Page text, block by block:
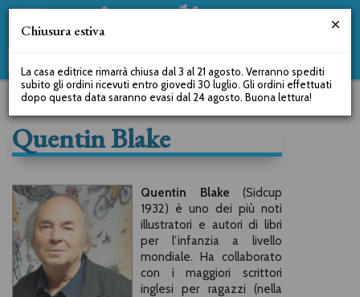
Quentin Blake
Quentin Blake (Sidcup
1932) è uno dei più noti
illustratori e autori di libri
per l’infanzia a livello
mondiale. Ha collaborato
con i maggiori scrittori
inglesi per ragazzi (nella
Chiusura estiva
La casa editrice rimarrà chiusa dal 3 al 21 agosto. Verranno spediti
subito gli ordini ricevuti entro giovedì 30 luglio. Gli ordini effettuati
dopo questa data saranno evasi dal 24 agosto. Buona lettura!